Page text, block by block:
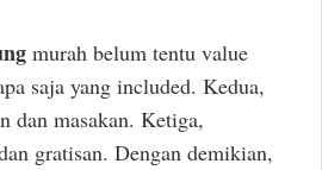
murah belum tentu value
saja yang included. Kedua,
dan masakan. Ketiga,
gratisan. Dengan demikian,